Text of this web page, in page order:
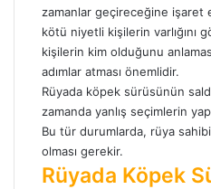
zamanlar geçireceğine işaret
kötü niyetli kişilerin varlığını
kişilerin kim olduğunu
adımlar atması önemlidir.
Rüyada köpek sürüsünün
zamanda yanlış seçimlerin
Bu tür durumlarda, rüya
olması gerekir.
Rüyada Köpek